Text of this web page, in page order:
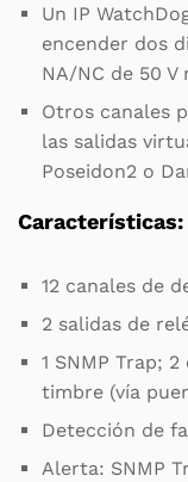
Un IP
encender dos
NA/NC de 50 V
Otros canales
las salidas
Poseidon2 o
Características:
12 canales de
2 salidas de
1 SNMP Trap;
timbre (vía
Detección de
Alerta: SNMP